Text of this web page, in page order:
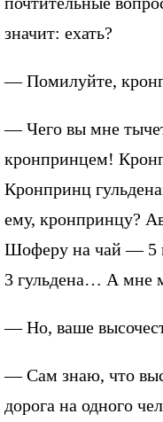
значит: ехать?
— Помилуйте,
— Чего вы мне
кронпринцем!
Кронпринц
ему, кронпринцу?
Шоферу на чай — 5
3 гульдена… А мне
— Но, ваше
— Сам знаю, что
дорога на одного